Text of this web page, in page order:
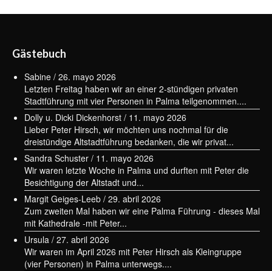
Die Mandelblüte auf Mallorca
Feste, Märkte und Traditionen
April im Dezember
Der Dijous Bo – das Herz des
mallorquinischen Herbstes
Die Wochenmärkte Mallorcas – Ein Stück
echtes Inselleben erleben
Silvester auf Mallorca und in Palma
Kunst auf Mallorca
Mirall, Jaume Plensa in Palma
Gästebuch
Sabine / 26. mayo 2026
Letzten Freitag haben wir an einer 2-stündigen privaten
Stadtführung mit vier Personen in Palma teilgenommen....
Dolly u. Dicki Dickenhorst / 11. mayo 2026
Lieber Peter Hirsch, wir möchten uns nochmal für die
dreistündige Altstadtführung bedanken, die wir privat...
Sandra Schuster / 11. mayo 2026
Wir waren letzte Woche in Palma und durften mit Peter die
Besichtigung der Altstadt und...
Margit Geiges-Leeb / 29. abril 2026
Zum zweiten Mal haben wir eine Palma Führung - dieses Mal
mit Kathedrale -mit Peter...
Ursula / 27. abril 2026
Wir waren im April 2026 mit Peter Hirsch als Kleingruppe
(vier Personen) in Palma unterwegs....